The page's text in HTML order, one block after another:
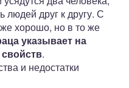
людей друг к другу. С
хорошо, но в то же
указывает на
.
и недостатки